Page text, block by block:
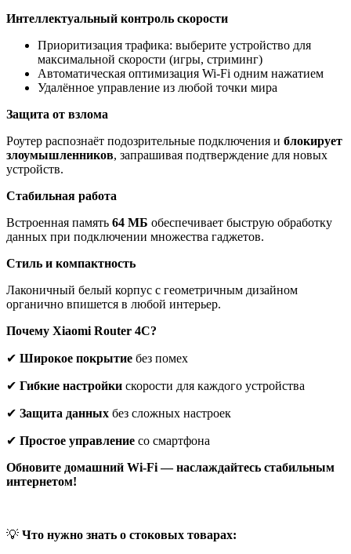
Интеллектуальный контроль скорости
Приоритизация трафика: выберите устройство для
максимальной скорости (игры, стриминг)
Автоматическая оптимизация Wi-Fi одним нажатием
Удалённое управление из любой точки мира
Защита от взлома
Роутер распознаёт подозрительные подключения и блокирует
злоумышленников, запрашивая подтверждение для новых
устройств.
Стабильная работа
Встроенная память 64 МБ обеспечивает быструю обработку
данных при подключении множества гаджетов.
Стиль и компактность
Лаконичный белый корпус с геометричным дизайном
органично впишется в любой интерьер.
Почему Xiaomi Router 4C?
✔ Широкое покрытие без помех
✔ Гибкие настройки скорости для каждого устройства
✔ Защита данных без сложных настроек
✔ Простое управление со смартфона
Обновите домашний Wi-Fi — наслаждайтесь стабильным
интернетом!
💡 Что нужно знать о стоковых товарах: